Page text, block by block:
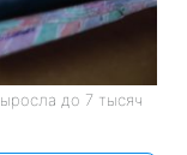
до 7 тысяч